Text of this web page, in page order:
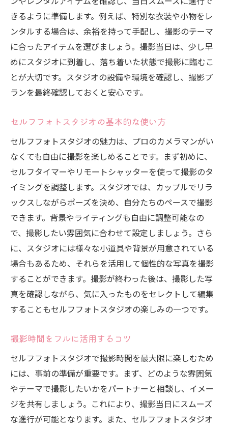
きるように準備します。例えば、特別な衣装や小物をレ
ンタルする場合は、余裕を持って手配し、撮影のテーマ
に合ったアイテムを選びましょう。撮影当日は、少し早
めにスタジオに到着し、落ち着いた状態で撮影に臨むこ
とが大切です。スタジオの設備や環境を確認し、撮影プ
ランを最終確認しておくと安心です。
セルフフォトスタジオの基本的な使い方
セルフフォトスタジオの魅力は、プロのカメラマンがい
なくても自由に撮影を楽しめることです。まず初めに、
セルフタイマーやリモートシャッターを使って撮影のタ
イミングを調整します。スタジオでは、カップルでリラ
ックスしながらポーズを決め、自分たちのペースで撮影
できます。背景やライティングも自由に調整可能なの
で、撮影したい雰囲気に合わせて設定しましょう。さら
に、スタジオには様々な小道具や背景が用意されている
場合もあるため、それらを活用して個性的な写真を撮影
することができます。撮影が終わった後は、撮影した写
真を確認しながら、気に入ったものをセレクトして編集
することもセルフフォトスタジオの楽しみの一つです。
撮影時間をフルに活用するコツ
セルフフォトスタジオで撮影時間を最大限に楽しむため
には、事前の準備が重要です。まず、どのような雰囲気
やテーマで撮影したいかをパートナーと相談し、イメー
ジを共有しましょう。これにより、撮影当日にスムーズ
な進行が可能となります。また、セルフフォトスタジオ